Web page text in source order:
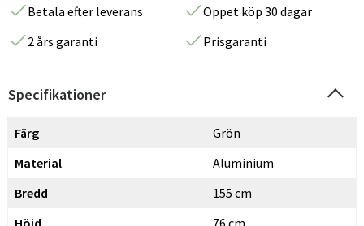
Betala efter leverans
Öppet köp 30 dagar
2 års garanti
Prisgaranti
Specifikationer
Färg
Grön
Material
Aluminium
Bredd
155 cm
Höjd
76 cm